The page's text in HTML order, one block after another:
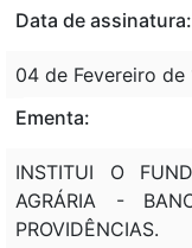
Data de assinatura:
04 de Fevereiro de
Ementa:
INSTITUI O
AGRÁRIA -
PROVIDÊNCIAS.